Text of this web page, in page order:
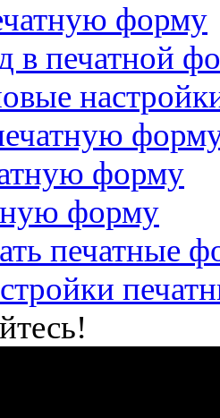
форму
в печатной
форму
форму
печатные